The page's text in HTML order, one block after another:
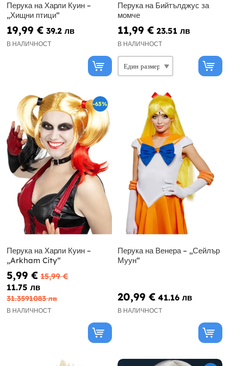
Перука на Харли Куин –
„Хищни птици“
19,99 € 39.2 лв
В НАЛИЧНОСТ
Перука на Бийтълджус за
момче
11,99 € 23.51 лв
В НАЛИЧНОСТ
-63%
Перука на Харли Куин –
„Arkham City“
5,99 € 15,99 €
11.75 лв
31.3591083 лв
В НАЛИЧНОСТ
Перука на Венера – „Сейлър
Муун“
20,99 € 41.16 лв
В НАЛИЧНОСТ